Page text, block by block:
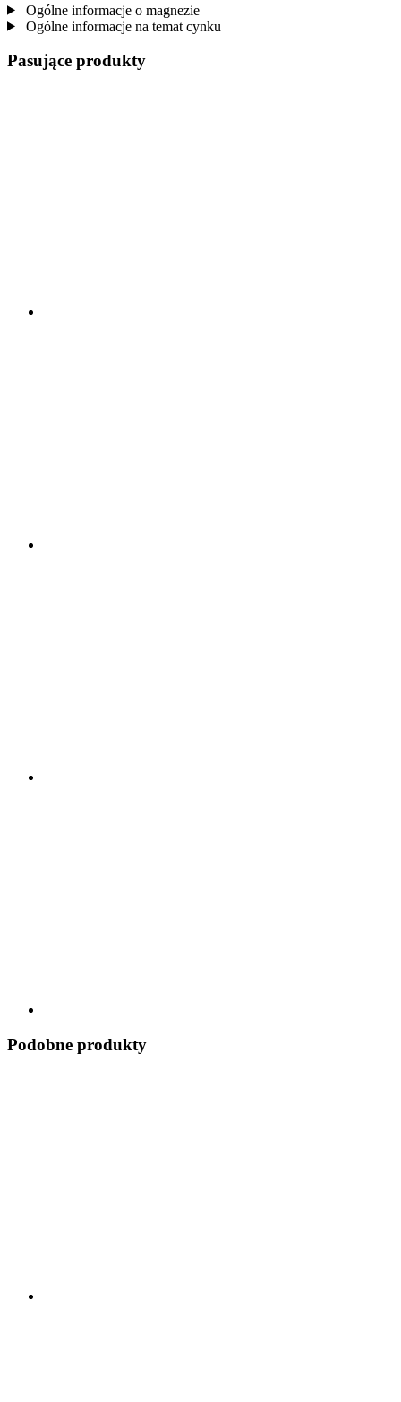
Ogólne informacje o magnezie
Ogólne informacje na temat cynku
Pasujące produkty
Podobne produkty